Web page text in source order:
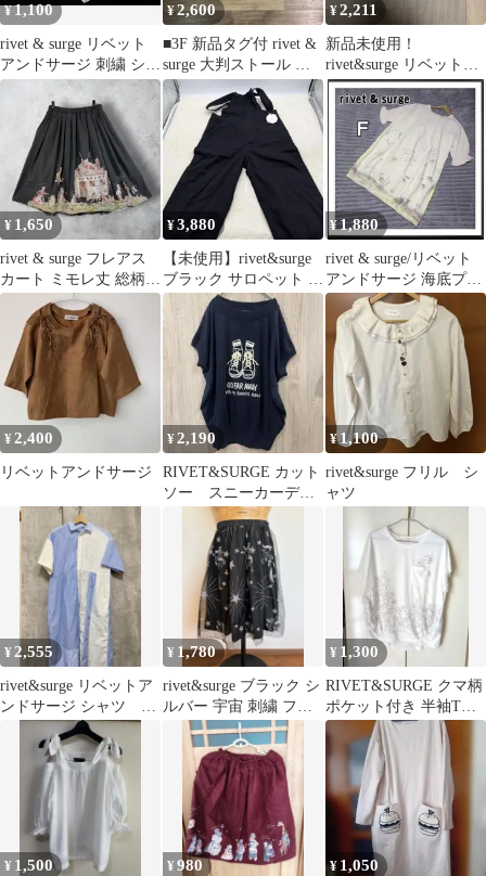
¥1,100
rivet & surge リベット
アンドサージ 刺繍 シャ
ツ sizeF/オフホワイト
■◇ レディース
¥2,600
■3F 新品タグ付 rivet &
surge 大判ストール タ
ッセル 花柄
¥2,211
新品未使用！
rivet&surge リベットア
ンドサージ クラッチバ
ッグ
¥ 1,650
rivet & surge フレアス
カート ミモレ丈 総柄
黒 お菓子の家
¥3,880
【未使用】rivet&surge
ブラック サロペット オ
ーバーオール F
¥1,880
rivet & surge/リベット
アンドサージ 海底プリ
ント配色ワンピース Ｆ
¥2,400
リベットアンドサージ
¥2,190
RIVET&SURGE カット
ソー スニーカーデザ
イン ネイビー フリ
ーサイズ
¥1,100
rivet&surge フリル シ
ャツ
¥ 2,555
rivet&surge リベットア
ンドサージ シャツ ワ
ンピース ストライプ
¥ 1,780
rivet&surge ブラック シ
ルバー 宇宙 刺繍 フレ
アスカート ペガサス
¥ 1,300
RIVET&SURGE クマ柄
ポケット付き 半袖Tシ
ャツ
¥ 1,500 ¥980 ¥ 1,050